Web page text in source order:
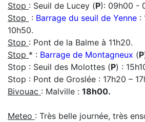
Stop : Seuil de Lucey (P): 09h00 -
Stop : Barrage du seuil de Yenne :
10h50.
Stop : Pont de la Balme à 11h20.
Stop * : Barrage de Montagneux (P
Stop : Seuil des Molottes (P) :
Stop : Pont de Groslée : 17h20 –
Bivouac : Malville : 18h00.
Meteo : Très belle journée, très